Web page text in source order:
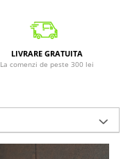
LIVRARE GRATUITA
La comenzi de peste 300 lei